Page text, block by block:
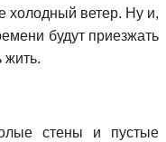
холодный ветер. Ну и,
будут приезжать
жить.
стены и пустые